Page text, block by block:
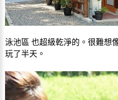
泳池區 也超級乾淨的。很難想
玩了半天。